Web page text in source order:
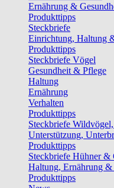
Ernährung &
Produkttipps
Steckbriefe
Einrichtung, Haltung
Produkttipps
Steckbriefe Vögel
Gesundheit & Pflege
Haltung
Ernährung
Verhalten
Produkttipps
Steckbriefe
Unterstützung,
Produkttipps
Steckbriefe Hühner &
Haltung, Ernährung &
Produkttipps